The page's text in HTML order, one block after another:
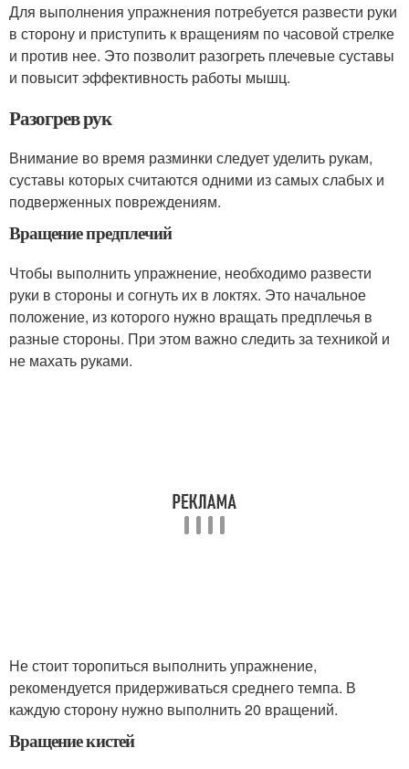
Для выполнения упражнения потребуется развести руки
в сторону и приступить к вращениям по часовой стрелке
и против нее. Это позволит разогреть плечевые суставы
и повысит эффективность работы мышц.
Разогрев рук
Внимание во время разминки следует уделить рукам,
суставы которых считаются одними из самых слабых и
подверженных повреждениям.
Вращение предплечий
Чтобы выполнить упражнение, необходимо развести
руки в стороны и согнуть их в локтях. Это начальное
положение, из которого нужно вращать предплечья в
разные стороны. При этом важно следить за техникой и
не махать руками.
Не стоит торопиться выполнить упражнение,
рекомендуется придерживаться среднего темпа. В
каждую сторону нужно выполнить 20 вращений.
Вращение кистей